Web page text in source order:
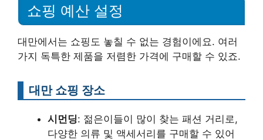
쇼핑 예산 설정
대만에서는 쇼핑도 놓칠 수 없는 경험이에요. 여러
가지 독특한 제품을 저렴한 가격에 구매할 수 있죠.
대만 쇼핑 장소
시먼딩: 젊은이들이 많이 찾는 패션 거리로,
다양한 의류 및 액세서리를 구매할 수 있어